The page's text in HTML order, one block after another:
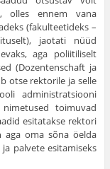
olles ennem vana
(fakulteetideks –
jaotati nüüd
aga poliitiliselt
(Dozentenschaft ja
otse rekto­rile ja selle
administratsiooni
toimuvad
esitatakse rektori
oma sõna öelda
palvete esitamiseks